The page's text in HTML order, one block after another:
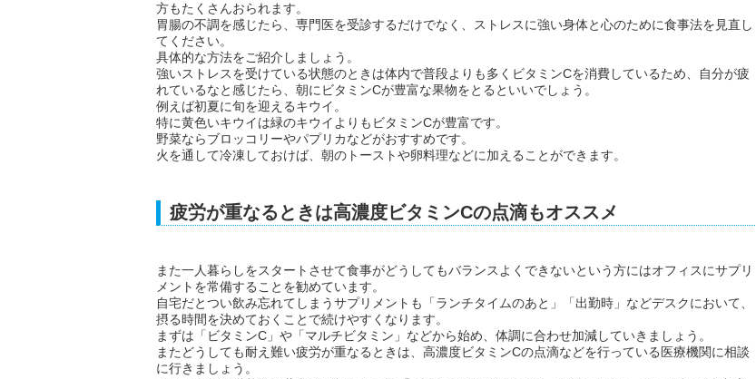
方もたくさんおられます。
胃腸の不調を感じたら、専門医を受診するだけでなく、ストレスに強い身体と心のために食事法を見直し
てください。
具体的な方法をご紹介しましょう。
強いストレスを受けている状態のときは体内で普段よりも多くビタミンCを消費しているため、自分が疲
れているなと感じたら、朝にビタミンCが豊富な果物をとるといいでしょう。
例えば初夏に旬を迎えるキウイ。
特に黄色いキウイは緑のキウイよりもビタミンCが豊富です。
野菜ならブロッコリーやパプリカなどがおすすめです。
火を通して冷凍しておけば、朝のトーストや卵料理などに加えることができます。
疲労が重なるときは高濃度ビタミンCの点滴もオススメ
また一人暮らしをスタートさせて食事がどうしてもバランスよくできないという方にはオフィスにサプリ
メントを常備することを勧めています。
自宅だとつい飲み忘れてしまうサプリメントも「ランチタイムのあと」「出勤時」などデスクにおいて、
摂る時間を決めておくことで続けやすくなります。
まずは「ビタミンC」や「マルチビタミン」などから始め、体調に合わせ加減していきましょう。
またどうしても耐え難い疲労が重なるときは、高濃度ビタミンCの点滴などを行っている医療機関に相談
に行きましょう。